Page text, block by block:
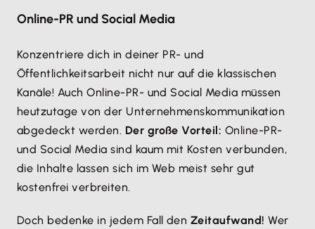
Online-PR und Social Media
Konzentriere dich in deiner PR- und
Öffentlichkeitsarbeit nicht nur auf die klassischen
Kanäle! Auch Online-PR- und Social Media müssen
heutzutage von der Unternehmenskommunikation
abgedeckt werden. Der große Vorteil: Online-PR-
und Social Media sind kaum mit Kosten verbunden,
die Inhalte lassen sich im Web meist sehr gut
kostenfrei verbreiten.
Doch bedenke in jedem Fall den Zeitaufwand! Wer